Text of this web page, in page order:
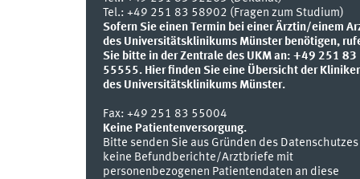
Tel.: +49 251 83 58902 (Fragen zum Studium)
Sofern Sie einen Termin bei einer Ärztin/einem
des Universitätsklinikums Münster benötigen,
Sie bitte in der Zentrale des UKM an: +49 251 83
55555. Hier finden Sie eine Übersicht der
des Universitätsklinikums Münster.
Fax: +49 251 83 55004
Keine Patientenversorgung.
Bitte senden Sie aus Gründen des Datenschutzes
keine Befundberichte/Arztbriefe mit
personenbezogenen Patientendaten an diese